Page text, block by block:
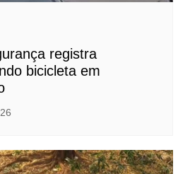
registra
bicicleta em